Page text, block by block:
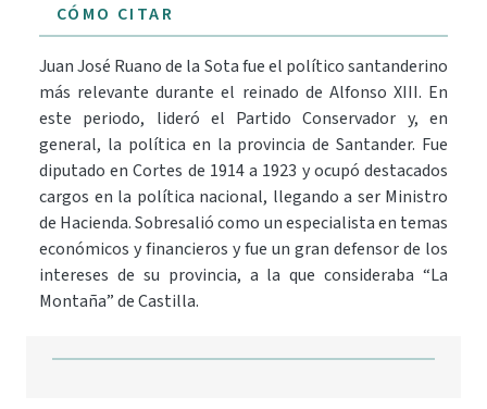
CÓMO CITAR
Juan José Ruano de la Sota fue el político santanderino
más relevante durante el reinado de Alfonso XIII. En
este periodo, lideró el Partido Conservador y, en
general, la política en la provincia de Santander. Fue
diputado en Cortes de 1914 a 1923 y ocupó destacados
cargos en la política nacional, llegando a ser Ministro
de Hacienda. Sobresalió como un especialista en temas
económicos y financieros y fue un gran defensor de los
intereses de su provincia, a la que consideraba “La
Montaña” de Castilla.